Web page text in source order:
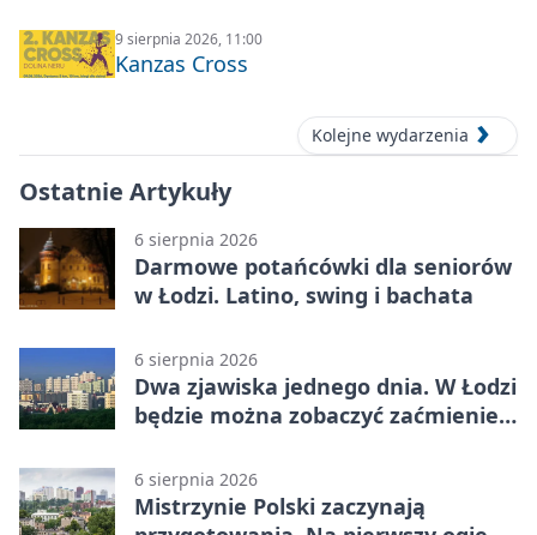
9 sierpnia 2026, 11:00
Kanzas Cross
Kolejne wydarzenia
Ostatnie Artykuły
6 sierpnia 2026
Darmowe potańcówki dla seniorów
w Łodzi. Latino, swing i bachata
6 sierpnia 2026
Dwa zjawiska jednego dnia. W Łodzi
będzie można zobaczyć zaćmienie i
6 sierpnia 2026
Mistrzynie Polski zaczynają